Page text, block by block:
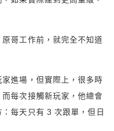
哥工作前，就完全不知道
進場，但實際上，很多時
每次接觸新玩家，他總會
每天只有 3 次跟單，但日